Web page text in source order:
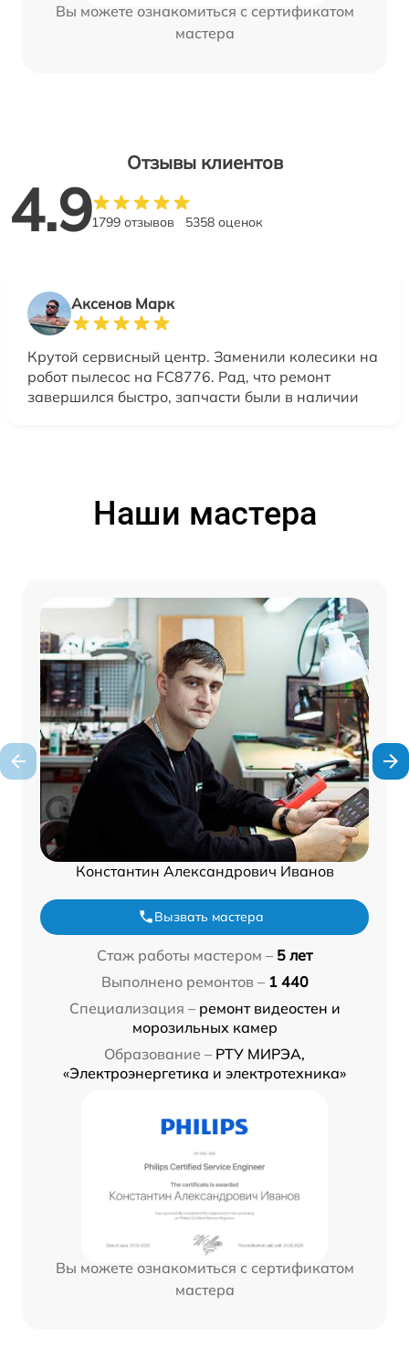
Вы можете ознакомиться с сертификатом
мастера
Отзывы клиентов
4.91799 отзывов 5358 оценок
Аксенов Марк
Крутой сервисный центр. Заменили колесики на
робот пылесос на FC8776. Рад, что ремонт
завершился быстро, запчасти были в наличии
Наши мастера
Константин Александрович Иванов
Вызвать мастера
Стаж работы мастером – 5 лет
Выполнено ремонтов – 1 440
Специализация – ремонт видеостен и
морозильных камер
Образование – РТУ МИРЭА,
«Электроэнергетика и электротехника»
Вы можете ознакомиться с сертификатом
мастера